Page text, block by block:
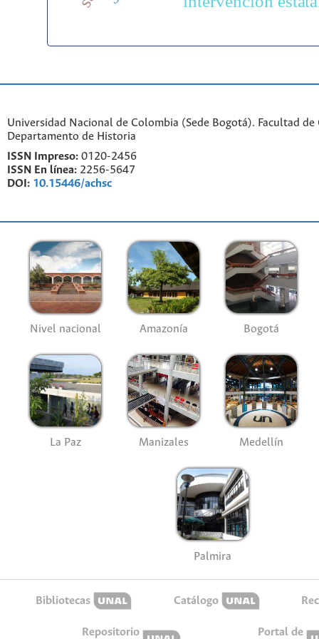
Universidad Nacional de Colombia (Sede Bogotá). Facultad de
Departamento de Historia
ISSN Impreso: 0120-2456
ISSN En línea: 2256-5647
DOI: 10.15446/achsc
Nivel nacional Amazonía Bogotá
La Paz Manizales Medellín
Palmira
Bibliotecas Catálogo
Repositorio Portal de